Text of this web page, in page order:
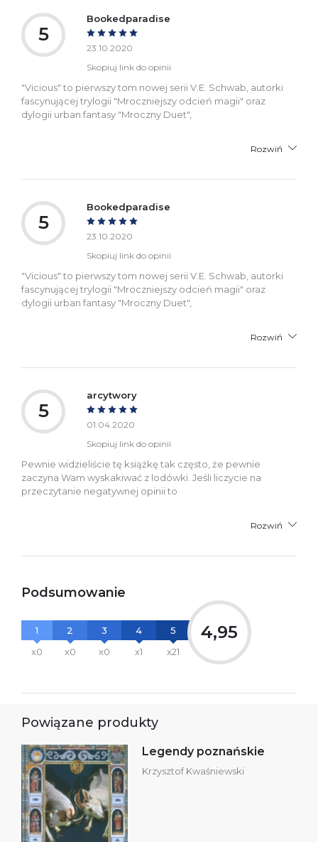
5
Bookedparadise
23.10.2020
Skopiuj link do opinii
"Vicious" to pierwszy tom nowej serii V.E. Schwab, autorki
fascynującej trylogii "Mroczniejszy odcień magii" oraz
dylogii urban fantasy "Mroczny Duet",
Rozwiń
5
Bookedparadise
23.10.2020
Skopiuj link do opinii
"Vicious" to pierwszy tom nowej serii V.E. Schwab, autorki
fascynującej trylogii "Mroczniejszy odcień magii" oraz
dylogii urban fantasy "Mroczny Duet",
Rozwiń
5
arcytwory
01.04.2020
Skopiuj link do opinii
Pewnie widzieliście tę książkę tak często, że pewnie
zaczyna Wam wyskakiwać z lodówki. Jeśli liczycie na
przeczytanie negatywnej opinii to
Rozwiń
Podsumowanie
1
x0
2
x0
3
x0
4
x1
5
x21
4,95
Powiązane produkty
Legendy poznańskie
Krzysztof Kwaśniewski